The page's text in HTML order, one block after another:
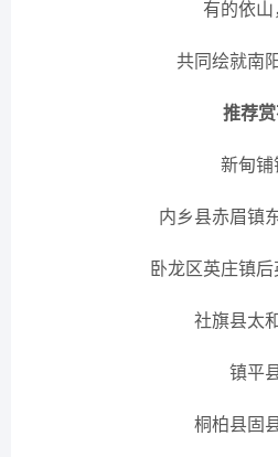
有的依山
共同绘就南阳
推荐赏
新甸铺
内乡县赤眉镇东
卧龙区英庄镇后
社旗县太和
镇平县
桐柏县固县